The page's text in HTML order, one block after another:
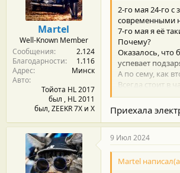
н
о
с
т
и
:
Martel
Well-Known Member
Сообщения
2.124
Благодарности
1.116
Адрес
Минск
Авто
Тойота HL 2017
был , HL 2011
был, ZEEKR 7X и Х
2-го мая 24-го
современными
7-го мая я её
Почему?
Оказалось, что
успевает
А по сему, как
Всегда стоит в
нет
Лично знаю
сотню КВт. И
НЕ супер
заряжать
При столь
вольт-амперная
Приехала
9 Июл 2024
Martel